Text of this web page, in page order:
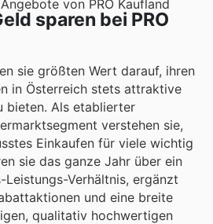
von PRO Kaufland
sparen bei PRO
sie größten Wert darauf, ihren
in Österreich stets attraktive
bieten. Als etablierter
verstehen sie,
Einkaufen für viele wichtig
sie das ganze Jahr über ein
Leistungs-Verhältnis, ergänzt
und eine breite
qualitativ hochwertigen